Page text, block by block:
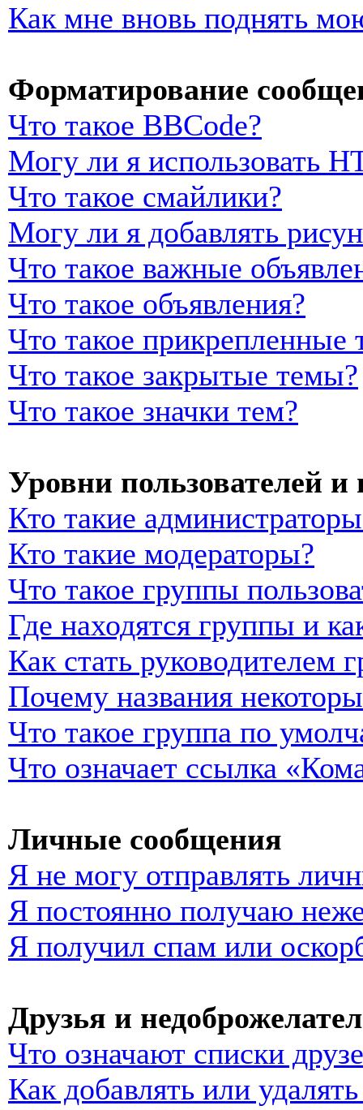
Как мне вновь поднять
Форматирование
Что такое BBCode?
Могу ли я использовать
Что такое смайлики?
Могу ли я добавлять
Что такое важные
Что такое объявления?
Что такое прикрепленные
Что такое закрытые темы?
Что такое значки тем?
Уровни пользователей
Кто такие
Кто такие модераторы?
Что такое группы
Где находятся группы и
Как стать руководителем
Почему названия
Что такое группа по
Что означает ссылка
Личные сообщения
Я не могу отправлять
Я постоянно получаю
Я получил спам или
Друзья и
Что означают списки
Как добавлять или